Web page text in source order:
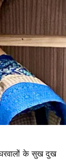
घरवालों के सुख दुख